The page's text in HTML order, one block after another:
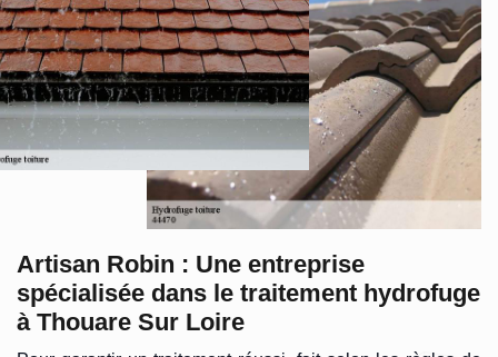
Artisan Robin : Une entreprise
spécialisée dans le traitement hydrofuge
à Thouare Sur Loire